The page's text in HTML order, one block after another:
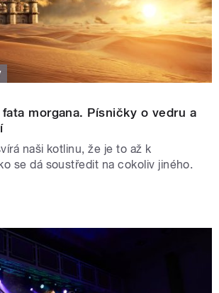
morgana. Písničky o vedru a
naši kotlinu, že je to až k
se dá soustředit na cokoliv jiného.